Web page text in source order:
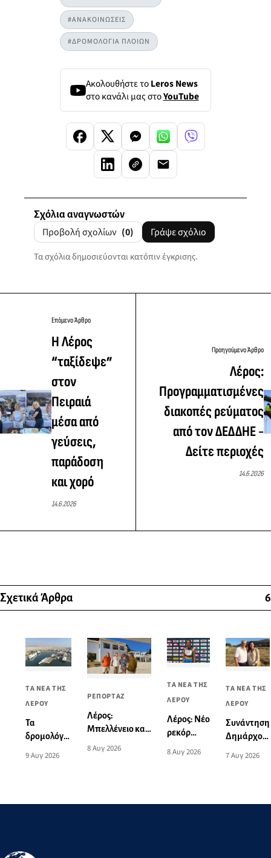
#ΑΝΑΚΟΙΝΩΣΕΙΣ
#ΔΡΟΜΟΛΟΓΙΑ ΠΛΟΙΩΝ
Ακολουθήστε τοLeros News
στο κανάλι μας στοYouTube
Σχόλια αναγνωστών
Προβολή σχολίων (0) Γράψε σχόλιο
Τα σχόλια δημοσιεύονται κατόπιν έγκρισης.
Επόμενο Άρθρο
Η Λέρος
“ταξίδεψε”
στον
Πειραιά
μέσα από
γεύσεις,
παράδοση
και χορό
14.6.2026
Προηγούμενο Άρθρο
Λέρος:
Προγραμματισμένες
διακοπές ρεύματος
από τον ΔΕΔΔΗΕ -
Δείτε περιοχές
14.6.2026
Σχετικά Άρθρα 6
ΤΑ ΝΕΑ ΤΗΣ
ΛΕΡΟΥ
Τα
δρομολόγια
και προς
16
9 Αυγ 2026
ΡΕΠΟΡΤΑΖ
Λέρος:
Μπελλένειο και
αλλάζουν όψη
8 Αυγ 2026
ΤΑ ΝΕΑ ΤΗΣ
ΛΕΡΟΥ
Λέρος: Νέο
ρεκόρ
Αιγαίου
8 Αυγ 2026
ΤΑ ΝΕΑ ΤΗΣ
ΛΕΡΟΥ
Συνάντηση
Δημάρχου
7 Αυγ 2026